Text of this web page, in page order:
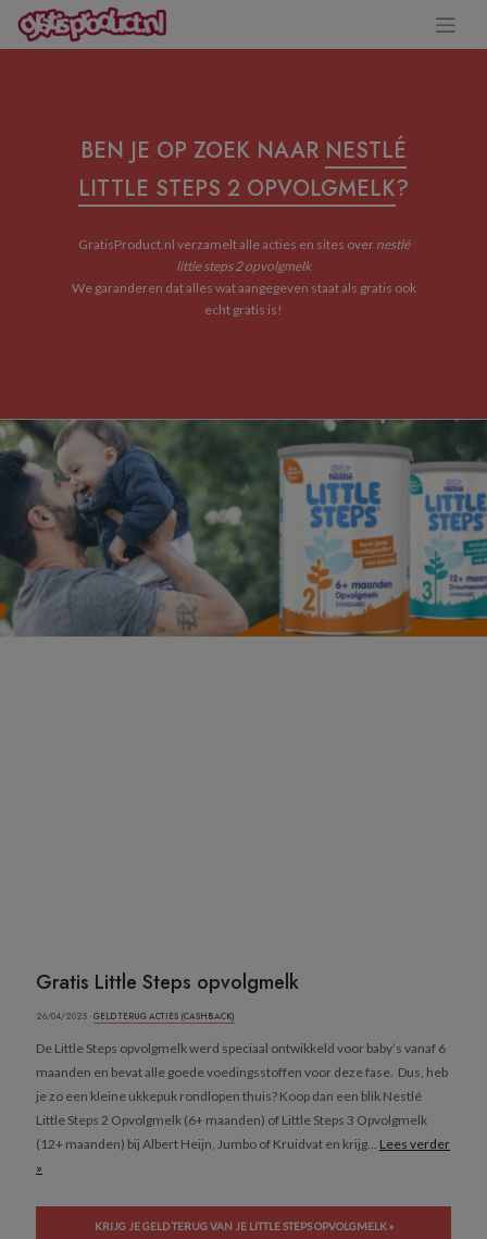
BEN JE OP ZOEK NAAR NESTLÉ
LITTLE STEPS 2 OPVOLGMELK?
GratisProduct.nl verzamelt alle acties en sites over nestlé
little steps 2 opvolgmelk
We garanderen dat alles wat aangegeven staat als gratis ook
echt gratis is!
Gratis Little Steps opvolgmelk
26/04/2025 ·GELD TERUG ACTIES (CASHBACK)
De Little Steps opvolgmelk werd speciaal ontwikkeld voor baby’s vanaf 6
maanden en bevat alle goede voedingsstoffen voor deze fase. Dus, heb
je zo een kleine ukkepuk rondlopen thuis? Koop dan een blik Nestlé
Little Steps 2 Opvolgmelk (6+ maanden) of Little Steps 3 Opvolgmelk
(12+ maanden) bij Albert Heijn, Jumbo of Kruidvat en krijg... Lees verder
»
KRIJG JE GELD TERUG VAN JE LITTLE STEPS OPVOLGMELK »